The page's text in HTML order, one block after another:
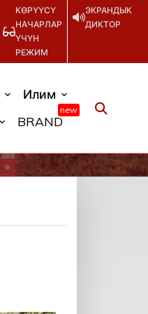
КӨРҮҮСҮ
НАЧАРЛАР
ҮЧҮН
РЕЖИМ
ЭКРАНДЫК
ДИКТОР
Илим
BRAND
new